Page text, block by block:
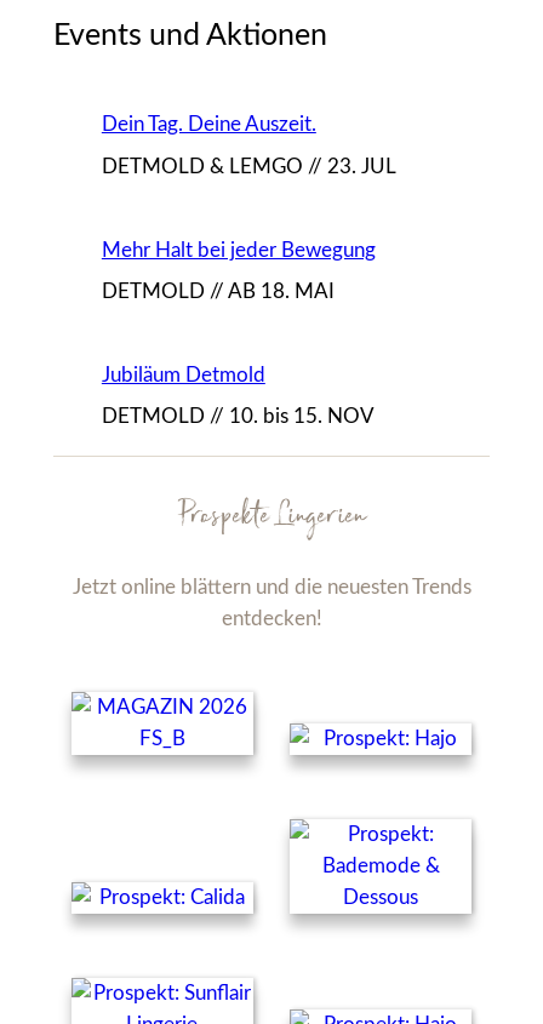
Events und Aktionen
Dein Tag. Deine Auszeit.
DETMOLD & LEMGO // 23. JUL
Mehr Halt bei jeder Bewegung
DETMOLD // AB 18. MAI
Jubiläum Detmold
DETMOLD // 10. bis 15. NOV
Prospekte Lingerien
Jetzt online blättern und die neuesten Trends
entdecken!